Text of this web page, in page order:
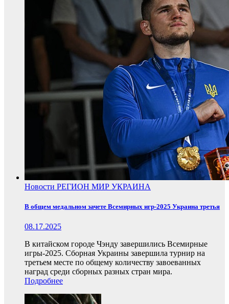
Новости РЕГИОН МИР УКРАИНА
В общем медальном зачете Всемирных игр-2025 Украина третья
08.17.2025
В китайском городе Чэнду завершились Всемирные
игры-2025. Сборная Украины завершила турнир на
третьем месте по общему количеству завоеванных
наград среди сборных разных стран мира.
Подробнее